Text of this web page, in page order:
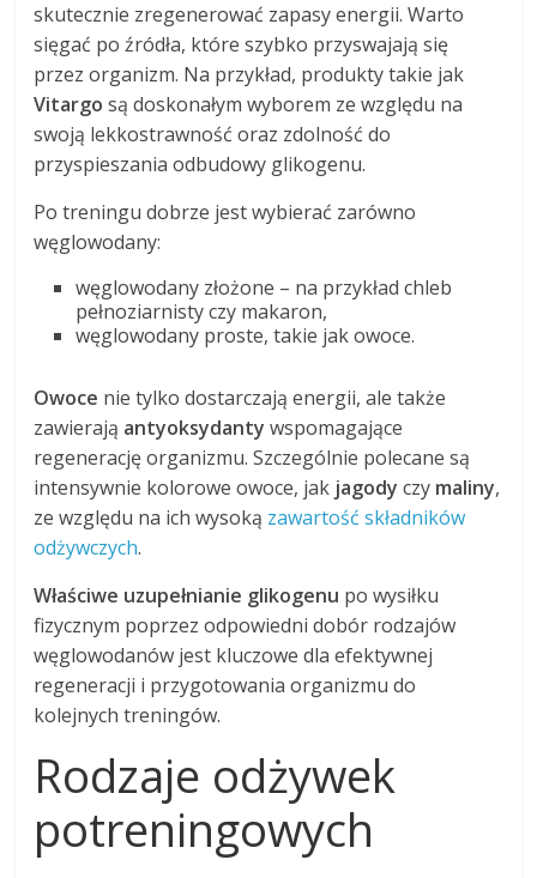
skutecznie zregenerować zapasy energii. Warto
sięgać po źródła, które szybko przyswajają się
przez organizm. Na przykład, produkty takie jak
Vitargo są doskonałym wyborem ze względu na
swoją lekkostrawność oraz zdolność do
przyspieszania odbudowy glikogenu.
Po treningu dobrze jest wybierać zarówno
węglowodany:
węglowodany złożone – na przykład chleb
pełnoziarnisty czy makaron,
węglowodany proste, takie jak owoce.
Owoce nie tylko dostarczają energii, ale także
zawierają antyoksydanty wspomagające
regenerację organizmu. Szczególnie polecane są
intensywnie kolorowe owoce, jak jagody czy maliny,
ze względu na ich wysoką zawartość składników
odżywczych.
Właściwe uzupełnianie glikogenu po wysiłku
fizycznym poprzez odpowiedni dobór rodzajów
węglowodanów jest kluczowe dla efektywnej
regeneracji i przygotowania organizmu do
kolejnych treningów.
Rodzaje odżywek
potreningowych